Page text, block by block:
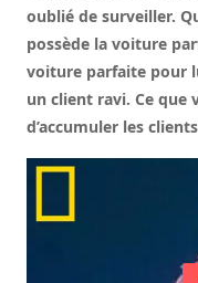
oublié de surveiller.
possède la voiture
voiture parfaite pour
un client ravi. Ce que
d’accumuler les